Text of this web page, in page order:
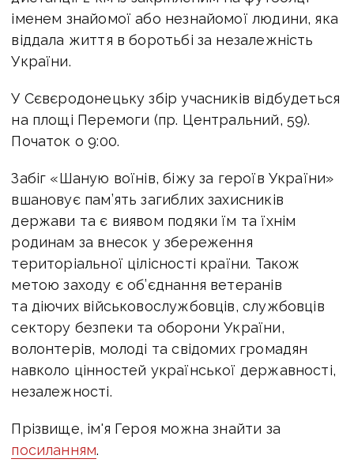
іменем знайомої або незнайомої людини, яка
віддала життя в боротьбі за незалежність
України.
У Сєвєродонецьку збір учасників відбудеться
на площі Перемоги (пр. Центральний, 59).
Початок о 9:00.
Забіг «Шаную воїнів, біжу за героїв України»
вшановує пам’ять загиблих захисників
держави та є виявом подяки їм та їхнім
родинам за внесок у збереження
територіальної цілісності країни. Також
метою заходу є об’єднання ветеранів
та діючих військовослужбовців, службовців
сектору безпеки та оборони України,
волонтерів, молоді та свідомих громадян
навколо цінностей української державності,
незалежності.
Прізвище, ім'я Героя можна знайти за
посиланням.